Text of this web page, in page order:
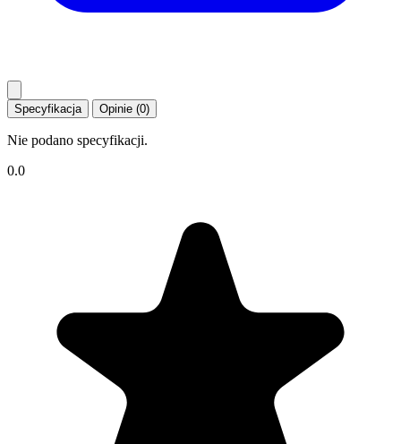
Specyfikacja Opinie (0)
Nie podano specyfikacji.
0.0